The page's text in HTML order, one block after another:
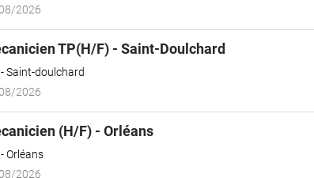
2026
TP(H/F) - Saint-Doulchard(Nouvelle
Saint-doulchard
2026
(H/F) - Orléans(Nouvelle
Orléans
2026